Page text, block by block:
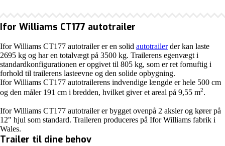
Ifor Williams CT177 autotrailer
Ifor Williams CT177 autotrailer er en solid autotrailerder kan laste
2695 kg og har en totalvægt på 3500 kg. Trailerens egenvægt i
standardkonfigurationen er opgivet til 805 kg, som er ret fornuftig i
forhold til trailerens lasteevne og den solide opbygning.
Ifor Williams CT177 autotrailerens indvendige længde er hele 500 cm
og den måler 191 cm i bredden, hvilket giver et areal på 9,55 m2.
Ifor Williams CT177 autotrailer er bygget ovenpå 2 aksler og kører på
12" hjul som standard. Traileren produceres på Ifor Williams fabrik i
Wales.
Trailer til dine behov